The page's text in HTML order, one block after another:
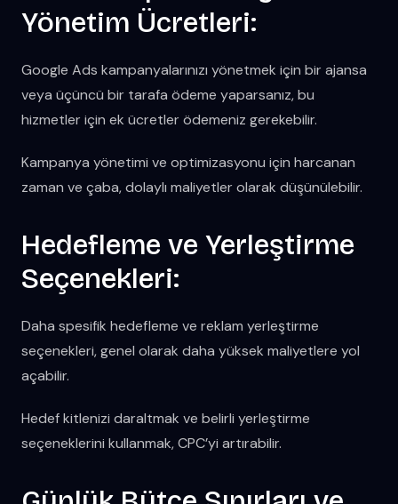
Yönetim Ücretleri:
Google Ads kampanyalarınızı yönetmek için bir ajansa
veya üçüncü bir tarafa ödeme yaparsanız, bu
hizmetler için ek ücretler ödemeniz gerekebilir.
Kampanya yönetimi ve optimizasyonu için harcanan
zaman ve çaba, dolaylı maliyetler olarak düşünülebilir.
Hedefleme ve Yerleştirme
Seçenekleri:
Daha spesifik hedefleme ve reklam yerleştirme
seçenekleri, genel olarak daha yüksek maliyetlere yol
açabilir.
Hedef kitlenizi daraltmak ve belirli yerleştirme
seçeneklerini kullanmak, CPC’yi artırabilir.